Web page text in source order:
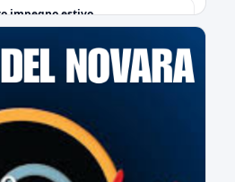
impegno estivo
e mercato...